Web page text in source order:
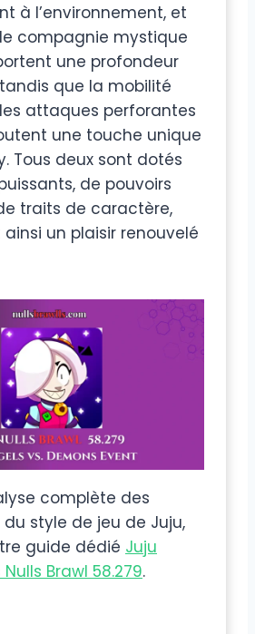
à l’environnement, et
compagnie mystique
une profondeur
que la mobilité
attaques perforantes
une touche unique
Tous deux sont dotés
de pouvoirs
traits de caractère,
un plaisir renouvelé
complète des
style de jeu de Juju,
guide dédié Juju
Brawl 58.279.